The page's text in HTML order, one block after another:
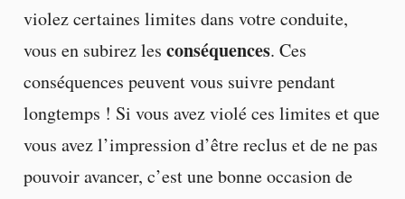
violez certaines limites dans votre conduite,
vous en subirez les conséquences. Ces
conséquences peuvent vous suivre pendant
longtemps ! Si vous avez violé ces limites et que
vous avez l’impression d’être reclus et de ne pas
pouvoir avancer, c’est une bonne occasion de